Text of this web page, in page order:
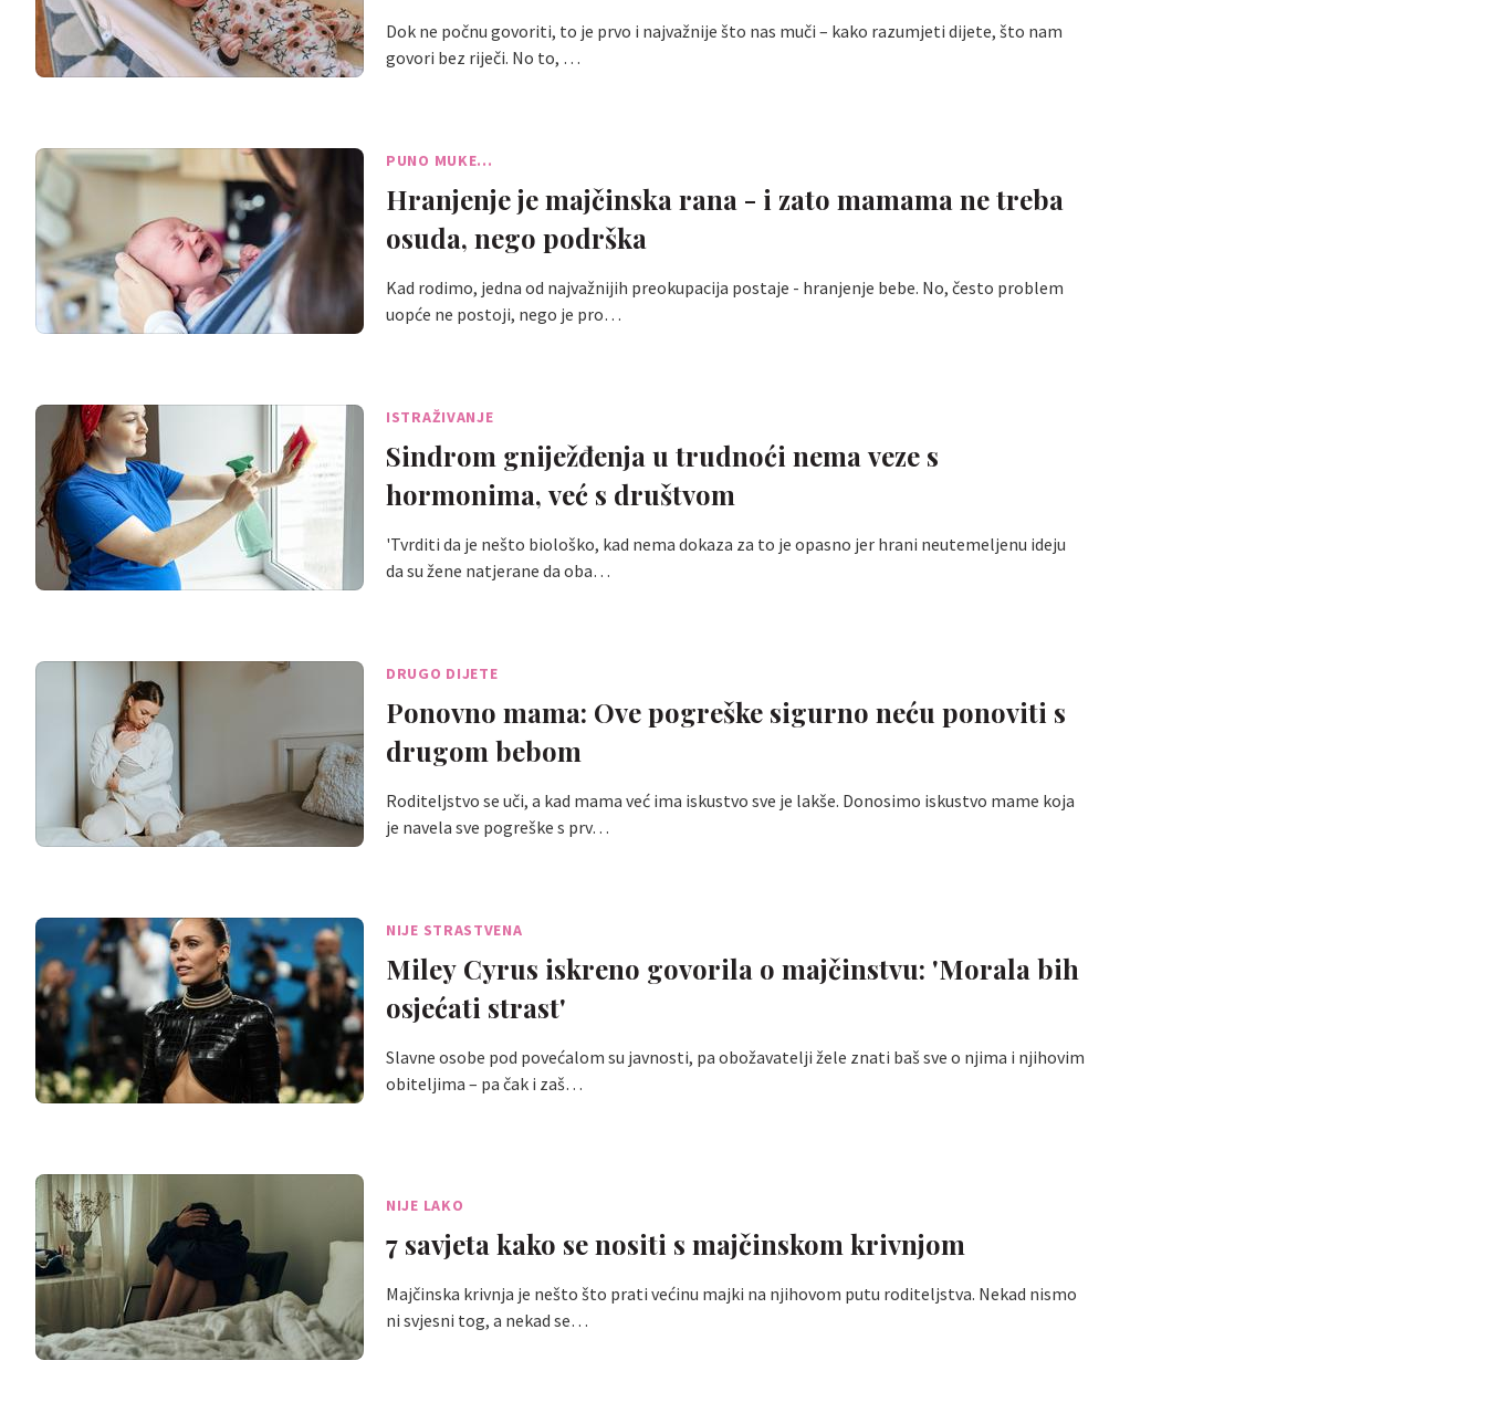
Dok ne počnu govoriti, to je prvo i najvažnije što nas muči – kako razumjeti dijete, što nam
govori bez riječi. No to, …
PUNO MUKE...
Hranjenje je majčinska rana - i zato mamama ne treba
osuda, nego podrška
Kad rodimo, jedna od najvažnijih preokupacija postaje - hranjenje bebe. No, često problem
uopće ne postoji, nego je pro…
ISTRAŽIVANJE
Sindrom gniježđenja u trudnoći nema veze s
hormonima, već s društvom
'Tvrditi da je nešto biološko, kad nema dokaza za to je opasno jer hrani neutemeljenu ideju
da su žene natjerane da oba…
DRUGO DIJETE
Ponovno mama: Ove pogreške sigurno neću ponoviti s
drugom bebom
Roditeljstvo se uči, a kad mama već ima iskustvo sve je lakše. Donosimo iskustvo mame koja
je navela sve pogreške s prv…
NIJE STRASTVENA
Miley Cyrus iskreno govorila o majčinstvu: 'Morala bih
osjećati strast'
Slavne osobe pod povećalom su javnosti, pa obožavatelji žele znati baš sve o njima i njihovim
obiteljima – pa čak i zaš…
NIJE LAKO
7 savjeta kako se nositi s majčinskom krivnjom
Majčinska krivnja je nešto što prati većinu majki na njihovom putu roditeljstva. Nekad nismo
ni svjesni tog, a nekad se…